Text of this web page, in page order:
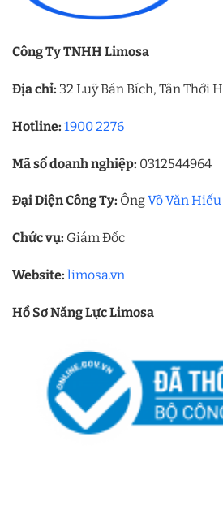
Công Ty TNHH Limosa
Địa chỉ: 32 Luỹ Bán Bích, Tân Thới
Hotline: 1900 2276
Mã số doanh nghiệp: 0312544964
Đại Diện Công Ty: ÔngVõ Văn Hiếu
Chức vụ: Giám Đốc
Website: limosa.vn
Hồ Sơ Năng Lực Limosa